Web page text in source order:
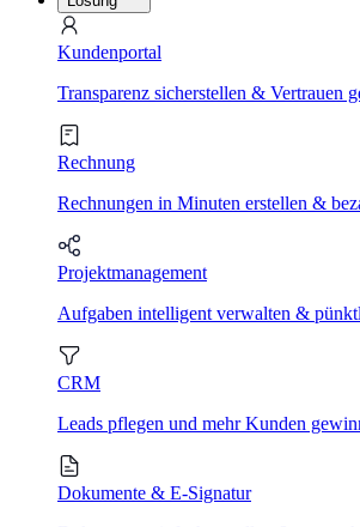
Kundenportal
Transparenz sicherstellen & Vertrauen
Rechnung
Rechnungen in Minuten erstellen &
Projektmanagement
Aufgaben intelligent verwalten &
CRM
Leads pflegen und mehr Kunden
Dokumente & E-Signatur